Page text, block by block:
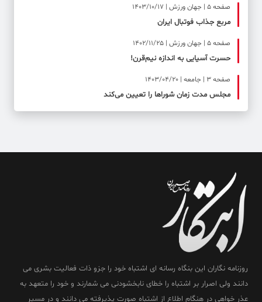
صفحه ۵ | جهان ورزش | 1403/10/17
مربع جذاب فوتبال ایران
صفحه ۵ | جهان ورزش | 1402/11/25
حسرت آسیایی به اندازه نیم‌قرن!
صفحه ۳ | جامعه | 1403/04/20
مجلس مدت زمان شوراها را تعیین می‌کند
روزنامه نگاران این بنگاه رسانه ای اشتباه خود را جزو ذات فعالیت بشری می
دانند ولی اصرار بر اشتباه را خطای نابخشودنی می شمارند و خود را متعهد به
عذر خواهی در هنگام اطلاع از اشتباه صورت پذیرفته می دانند و در مسیر